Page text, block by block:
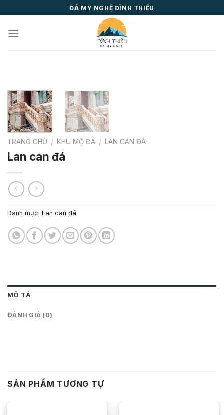
to
content
ĐÁ MỸ NGHỆ ĐÌNH THIỀU
TRANG CHỦ / KHU MỘ ĐÁ / LAN CAN ĐÁ
Lan can đá
Danh mục: Lan can đá
MÔ TẢ
ĐÁNH GIÁ (0)
SẢN PHẨM TƯƠNG TỰ